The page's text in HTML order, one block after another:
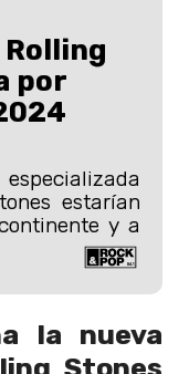
Rolling
por
estarían
y a
la nueva